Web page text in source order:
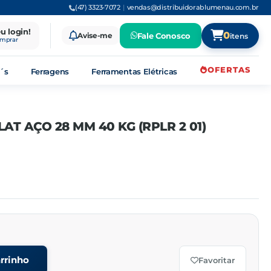
(47) 3323-7072 | vendas@distribuidorablumenau.com.br
login! Avise-me Fale Conosco 0itens
Ferragens Ferramentas Elétricas OFERTAS
AÇO 28 MM 40 KG (RPLR 2 01)
Favoritar